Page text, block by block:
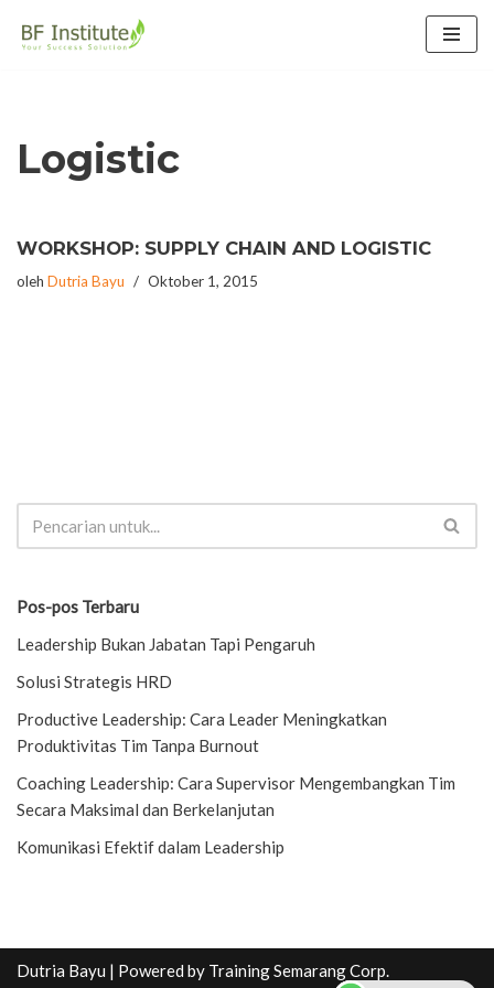
Logistic
WORKSHOP: SUPPLY CHAIN AND LOGISTIC
oleh Dutria Bayu Oktober 1, 2015
Pos-pos Terbaru
Leadership Bukan Jabatan Tapi Pengaruh
Solusi Strategis HRD
Productive Leadership: Cara Leader Meningkatkan
Produktivitas Tim Tanpa Burnout
Coaching Leadership: Cara Supervisor Mengembangkan Tim
Secara Maksimal dan Berkelanjutan
Komunikasi Efektif dalam Leadership
Dutria Bayu | Powered by Training Semarang Corp.